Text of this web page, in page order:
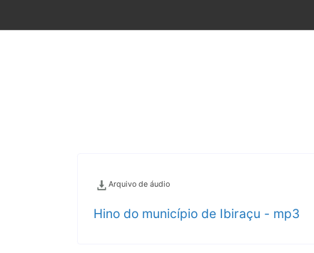
Arquivo de áudio
Hino do município de Ibiraçu - mp3